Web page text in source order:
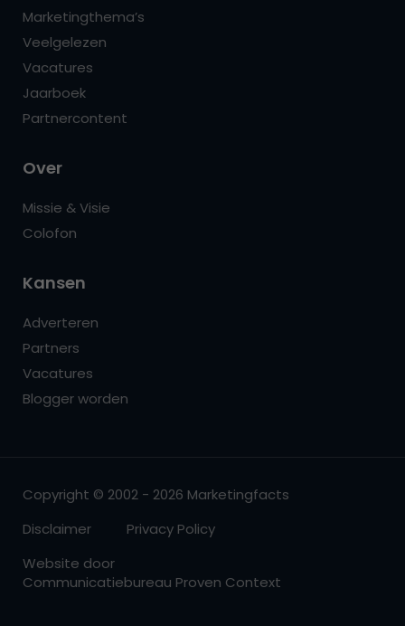
Marketingthema’s
Veelgelezen
Vacatures
Jaarboek
Partnercontent
Over
Missie & Visie
Colofon
Kansen
Adverteren
Partners
Vacatures
Blogger worden
Copyright © 2002 - 2026 Marketingfacts
Disclaimer
Privacy Policy
Website door
Communicatiebureau Proven Context